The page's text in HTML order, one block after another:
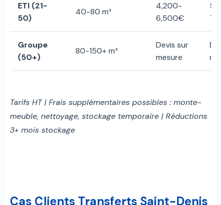
ETI (21-
50)
40-80 m³
4,200-
6,500€
Groupe
(50+)
80-150+ m³
Devis sur
mesure
Tarifs HT | Frais supplémentaires possibles : monte-
meuble, nettoyage, stockage temporaire | Réductions
3+ mois stockage
Cas Clients Transferts Saint-Denis